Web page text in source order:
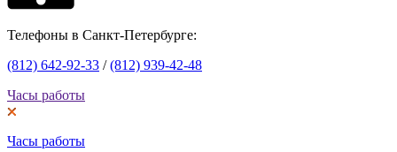
Телефоны в Санкт-Петербурге:
(812) 642-92-33 /(812) 939-42-48
Часы работы
Часы работы